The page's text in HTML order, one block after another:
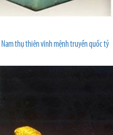
Nam thụ thiên vĩnh mệnh truyền quốc tỷ